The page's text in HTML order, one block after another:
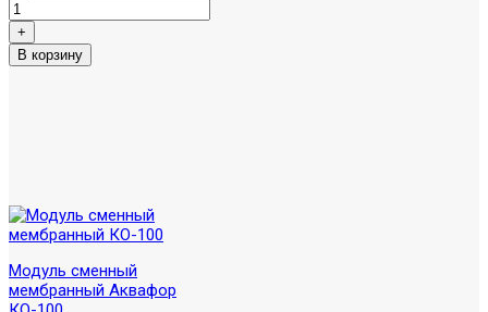
Модуль сменный
мембранный Аквафор